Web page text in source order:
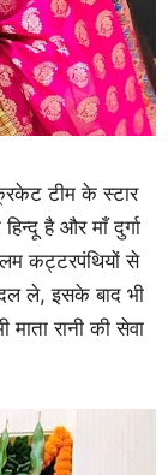
टीम के स्टार
है और माँ दुर्गा
कट्टरपंथियों से
ले, इसके बाद भी
रानी की सेवा